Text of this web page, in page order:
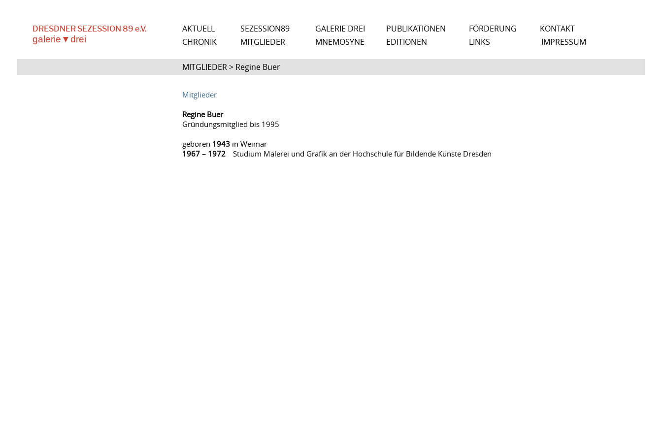
DRESDNER SEZESSION 89 e.V.
galerie▼drei
AKTUELL SEZESSION89 GALERIE DREI PUBLIKATIONEN FÖRDERUNG
KONTAKT
CHRONIK
MITGLIEDER MNEMOSYNE EDITIONEN LINKS IMPRESSUM
MITGLIEDER > Regine Buer
Mitglieder
Regine Buer
Gründungsmitglied bis 1995
geboren 1943in Weimar
1967 – 1972
Studium Malerei und Grafik an der Hochschule für Bildende Künste Dresden